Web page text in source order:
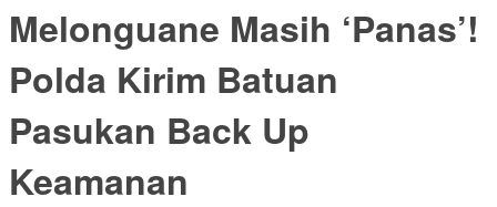
Melonguane Masih ‘Panas’!
Polda Kirim Batuan
Pasukan Back Up
Keamanan